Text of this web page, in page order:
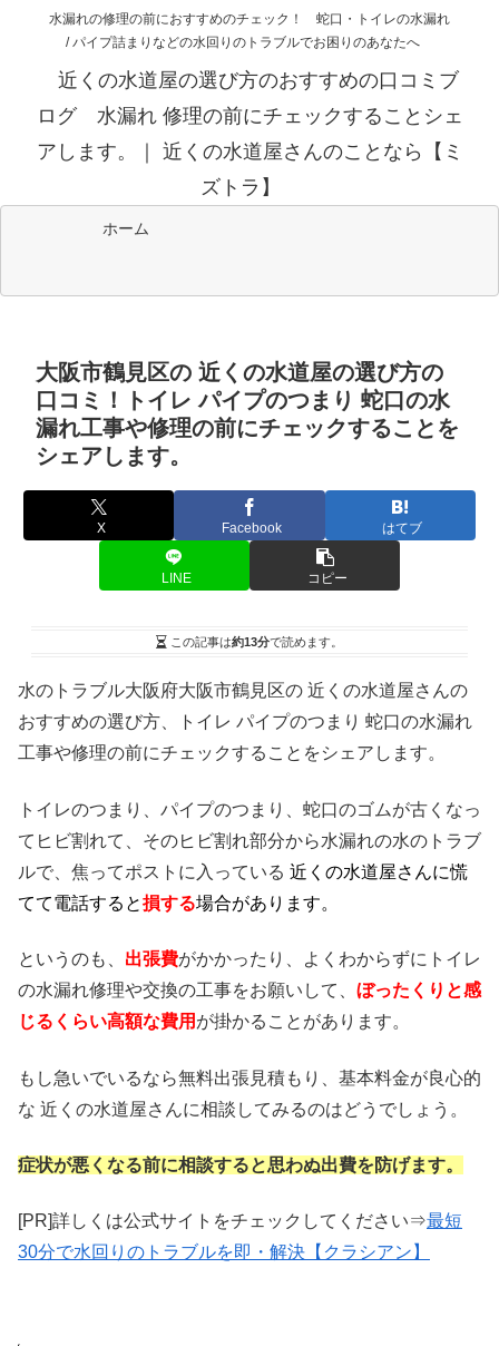
水漏れの修理の前におすすめのチェック！ 蛇口・トイレの水漏れ
/ パイプ詰まりなどの水回りのトラブルでお困りのあなたへ
近くの水道屋の選び方のおすすめの口コミブ
ログ 水漏れ 修理の前にチェックすることシェ
アします。｜ 近くの水道屋さんのことなら【ミ
ズトラ】
ホーム
大阪市鶴見区の 近くの水道屋の選び方の
口コミ！トイレ パイプのつまり 蛇口の水
漏れ工事や修理の前にチェックすることを
シェアします。
X Facebook はてブ
LINE コピー
この記事は約13分で読めます。
水のトラブル大阪府大阪市鶴見区の 近くの水道屋さんの
おすすめの選び方、トイレ パイプのつまり 蛇口の水漏れ
工事や修理の前にチェックすることをシェアします。
トイレのつまり、パイプのつまり、蛇口のゴムが古くなっ
てヒビ割れて、そのヒビ割れ部分から水漏れの水のトラブ
ルで、焦ってポストに入っている 近くの水道屋さんに慌
てて電話すると損する場合があります。
というのも、 出張費がかかったり、よくわからずにトイレ
の水漏れ修理や交換の工事をお願いして、 ぼったくりと感
じるくらい高額な費用 が掛かることがあります。
もし急いでいるなら無料出張見積もり、基本料金が良心的
な 近くの水道屋さんに相談してみるのはどうでしょう。
症状が悪くなる前に相談すると思わぬ出費を防げます。
[PR]詳しくは公式サイトをチェックしてください⇒最短
30分で水回りのトラブルを即・解決【クラシアン】